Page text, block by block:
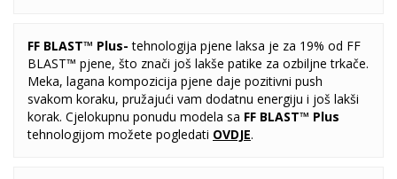
FF BLAST™ Plus- tehnologija pjene laksa je za 19% od FF
BLAST™ pjene, što znači još lakše patike za ozbiljne trkače.
Meka, lagana kompozicija pjene daje pozitivni push
svakom koraku, pružajući vam dodatnu energiju i još lakši
korak. Cjelokupnu ponudu modela sa FF BLAST™ Plus
tehnologijom možete pogledati OVDJE.